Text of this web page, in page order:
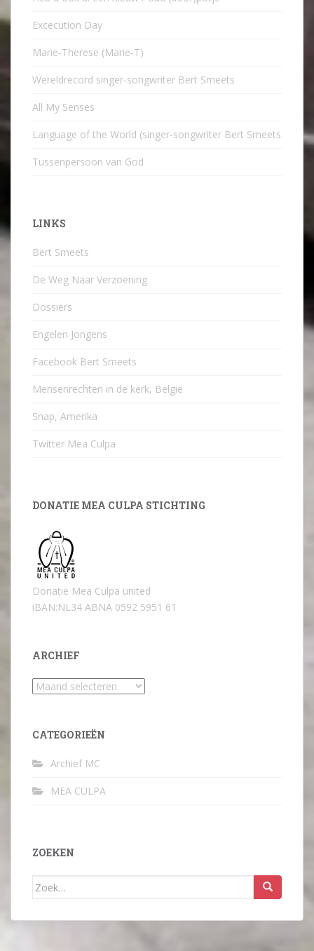
Excecution Day
Marie-Therese (Marie-T)
Wereldrecord singer-songwriter Bert Smeets
All My Senses
Language of the World (singer-songwriter Bert Smeets
Tussenpersoon van God
LINKS
Bert Smeets
De Weg Naar Verzoening
Dossiers
Engelen Jongens
Facebook Bert Smeets
Mensenrechten in de kerk, België
Snap, Amerika
Twitter Mea Culpa
DONATIE MEA CULPA STICHTING
Donatie Mea Culpa united
iBAN:NL34 ABNA 0592 5951 61
ARCHIEF
Archief
CATEGORIEËN
Archief MC
MEA CULPA
ZOEKEN
Zoek